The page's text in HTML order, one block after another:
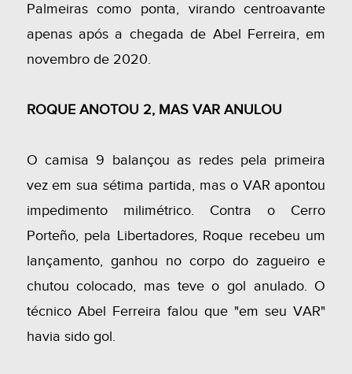
Palmeiras como ponta, virando centroavante
apenas após a chegada de Abel Ferreira, em
novembro de 2020.
ROQUE ANOTOU 2, MAS VAR ANULOU
O camisa 9 balançou as redes pela primeira
vez em sua sétima partida, mas o VAR apontou
impedimento milimétrico. Contra o Cerro
Porteño, pela Libertadores, Roque recebeu um
lançamento, ganhou no corpo do zagueiro e
chutou colocado, mas teve o gol anulado. O
técnico Abel Ferreira falou que "em seu VAR"
havia sido gol.